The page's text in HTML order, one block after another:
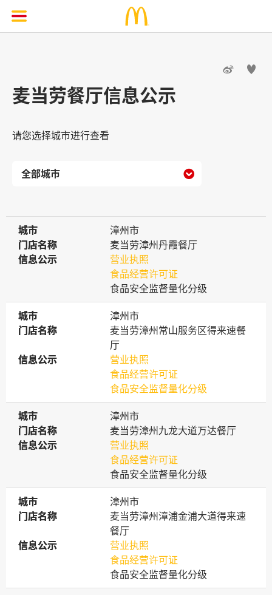
 
麦当劳餐厅信息公示
请您选择城市进行查看

城市
城市
漳州市
门店名称
门店名称
麦当劳漳州丹霞餐厅
信息公示
信息公示
营业执照
食品经营许可证
食品安全监督量化分级
城市
城市
漳州市
门店名称
门店名称
麦当劳漳州常山服务区得来速餐
厅
信息公示
信息公示
营业执照
食品经营许可证
食品安全监督量化分级
城市
城市
漳州市
门店名称
门店名称
麦当劳漳州九龙大道万达餐厅
信息公示
信息公示
营业执照
食品经营许可证
食品安全监督量化分级
城市
城市
漳州市
门店名称
门店名称
麦当劳漳州漳浦金浦大道得来速
餐厅
信息公示
信息公示
营业执照
食品经营许可证
食品安全监督量化分级